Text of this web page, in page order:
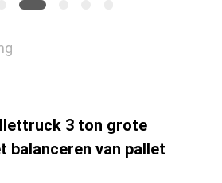
3 ton grote
balanceren van pallet